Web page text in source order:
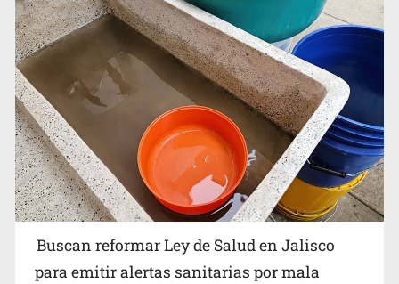
Ken Salazar afirma que no tiene evidencia de vínculos
entre el gobierno de México y el crimen organizado
Buscan reformar Ley de Salud en Jalisco
para emitir alertas sanitarias por mala